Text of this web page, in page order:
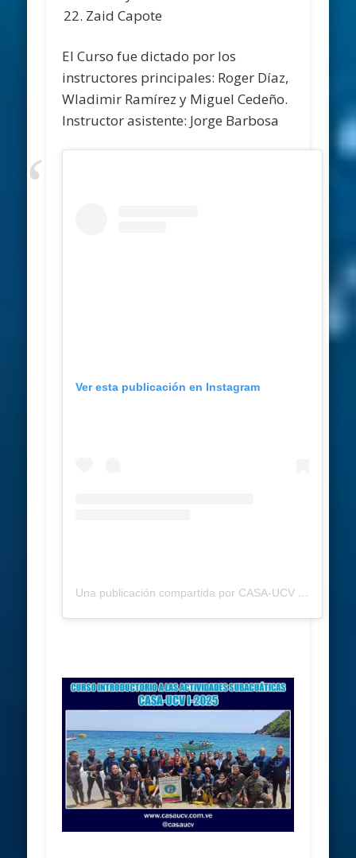
Zaid Capote
El Curso fue dictado por los
instructores principales: Roger Díaz,
Wladimir Ramírez y Miguel Cedeño.
Instructor asistente: Jorge Barbosa
Ver esta publicación en Instagram
Una publicación compartida por CASA-UCV (@casaucv)